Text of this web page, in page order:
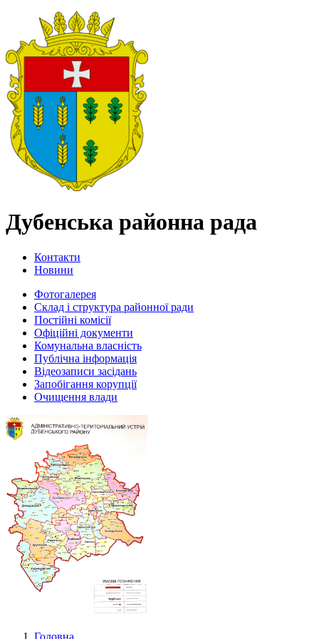
Дубенська районна рада
Контакти
Новини
Фотогалерея
Склад і структура районної ради
Постійні комісії
Офіційні документи
Комунальна власність
Публічна інформація
Відеозаписи засідань
Запобігання корупції
Очищення влади